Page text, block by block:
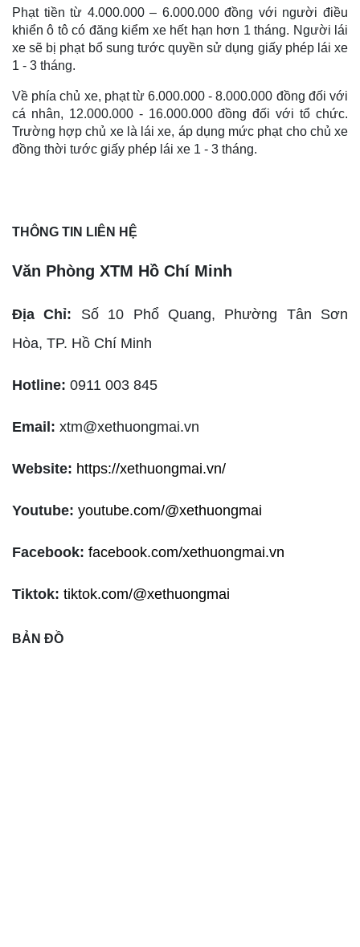
Phạt tiền từ 4.000.000 – 6.000.000 đồng với người điều
khiển ô tô có đăng kiểm xe hết hạn hơn 1 tháng. Người lái
xe sẽ bị phạt bổ sung tước quyền sử dụng giấy phép lái xe
1 - 3 tháng.
Về phía chủ xe, phạt từ 6.000.000 - 8.000.000 đồng đối với
cá nhân, 12.000.000 - 16.000.000 đồng đối với tổ chức.
Trường hợp chủ xe là lái xe, áp dụng mức phạt cho chủ xe
đồng thời tước giấy phép lái xe 1 - 3 tháng.
THÔNG TIN LIÊN HỆ
Văn Phòng XTM Hồ Chí Minh
Địa Chỉ: Số 10 Phổ Quang, Phường Tân Sơn
Hòa, TP. Hồ Chí Minh
Hotline: 0911 003 845
Email: xtm@xethuongmai.vn
Website: https://xethuongmai.vn/
Youtube: youtube.com/@xethuongmai
Facebook: facebook.com/xethuongmai.vn
Tiktok: tiktok.com/@xethuongmai
BẢN ĐỒ